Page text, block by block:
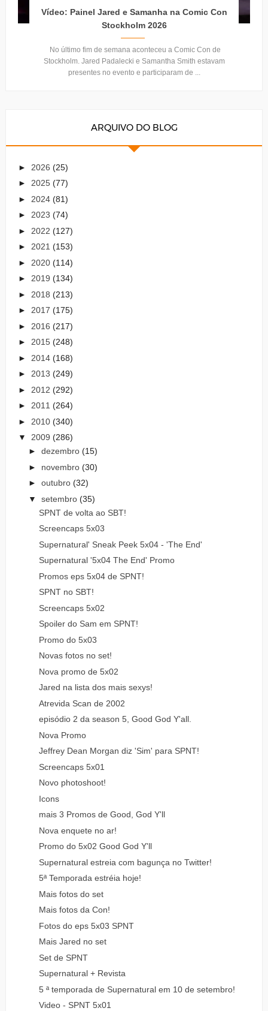
Vídeo: Painel Jared e Samanha na Comic Con
Stockholm 2026
No último fim de semana aconteceu a Comic Con de
Stockholm. Jared Padalecki e Samantha Smith estavam
presentes no evento e participaram de ...
ARQUIVO DO BLOG
► 2026 (25)
► 2025 (77)
► 2024 (81)
► 2023 (74)
► 2022 (127)
► 2021 (153)
► 2020 (114)
► 2019 (134)
► 2018 (213)
► 2017 (175)
► 2016 (217)
► 2015 (248)
► 2014 (168)
► 2013 (249)
► 2012 (292)
► 2011 (264)
► 2010 (340)
▼ 2009 (286)
► dezembro (15)
► novembro (30)
► outubro (32)
▼ setembro (35)
SPNT de volta ao SBT!
Screencaps 5x03
Supernatural' Sneak Peek 5x04 - 'The End'
Supernatural '5x04 The End' Promo
Promos eps 5x04 de SPNT!
SPNT no SBT!
Screencaps 5x02
Spoiler do Sam em SPNT!
Promo do 5x03
Novas fotos no set!
Nova promo de 5x02
Jared na lista dos mais sexys!
Atrevida Scan de 2002
episódio 2 da season 5, Good God Y'all.
Nova Promo
Jeffrey Dean Morgan diz 'Sim' para SPNT!
Screencaps 5x01
Novo photoshoot!
Icons
mais 3 Promos de Good, God Y'll
Nova enquete no ar!
Promo do 5x02 Good God Y'll
Supernatural estreia com bagunça no Twitter!
5ª Temporada estréia hoje!
Mais fotos do set
Mais fotos da Con!
Fotos do eps 5x03 SPNT
Mais Jared no set
Set de SPNT
Supernatural + Revista
5 ª temporada de Supernatural em 10 de setembro!
Video - SPNT 5x01